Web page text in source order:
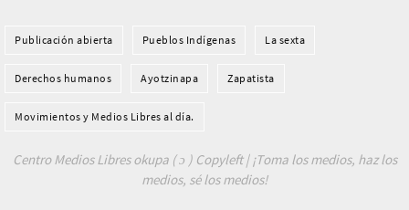
Publicación abierta Pueblos Indí­genas La sexta
Derechos humanos Ayotzinapa Zapatista
Movimientos y Medios Libres al día.
Centro Medios Libres okupa ( ɔ ) Copyleft | ¡Toma los medios, haz los
medios, sé los medios!